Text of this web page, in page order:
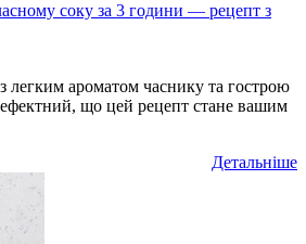
соку за 3 години — рецепт з
легким ароматом часнику та гострою
ефектний, що цей рецепт стане вашим
Детальніше